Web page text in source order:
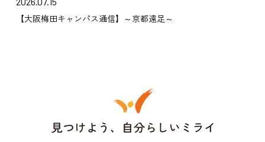
【大阪梅田キャンパス通信】～京都遠足～